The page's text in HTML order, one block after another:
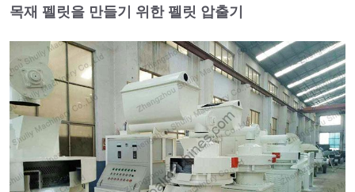
목재 펠릿을 만들기 위한 펠릿 압출기